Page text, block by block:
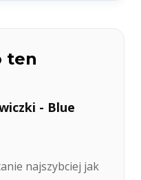
ten
- Blue
najszybciej jak